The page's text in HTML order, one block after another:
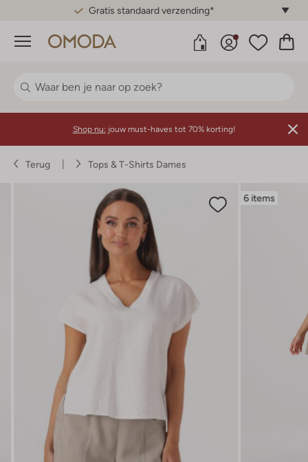
Gratis standaard verzending*
Menu
Shop nu: jouw must-haves tot 70% korting!
Terug Tops & T-Shirts Dames
6 items